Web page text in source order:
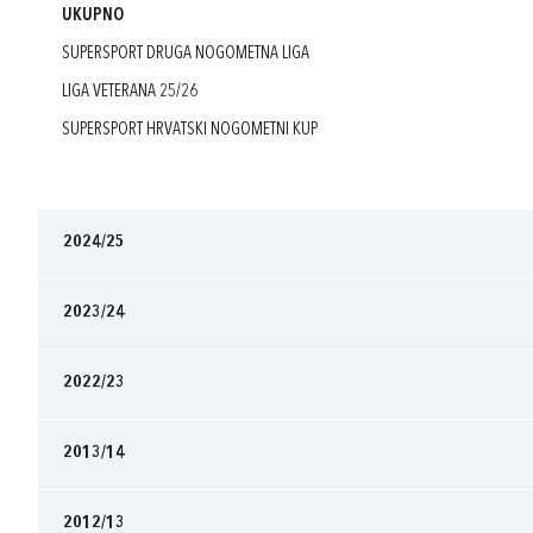
UKUPNO
SUPERSPORT DRUGA NOGOMETNA LIGA
LIGA VETERANA 25/26
SUPERSPORT HRVATSKI NOGOMETNI KUP
2024/25
2023/24
2022/23
2013/14
2012/13